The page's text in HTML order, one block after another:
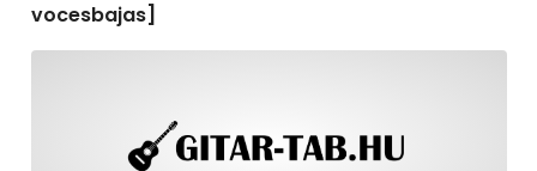
vocesbajas]